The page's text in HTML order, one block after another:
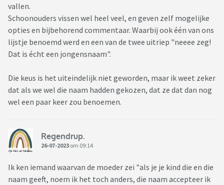
vallen.
Schoonouders vissen wel heel veel, en geven zelf mogelijke
opties en bijbehorend commentaar. Waarbij ook één van ons
lijstje benoemd werd en een van de twee uitriep "neeee zeg!
Dat is écht een jongensnaam".
Die keus is het uiteindelijk niet geworden, maar ik weet zeker
dat als we wel die naam hadden gekozen, dat ze dat dan nog
wel een paar keer zou benoemen.
Regendrup.
26-07-2023 om 09:14
Ik ken iemand waarvan de moeder zei "als je je kind die en die
naam geeft, noem ik het toch anders, die naam accepteer ik